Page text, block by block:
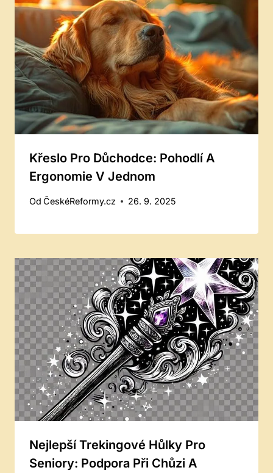
Křeslo Pro Důchodce: Pohodlí A
Ergonomie V Jednom
Od ČeskéReformy.cz 26. 9. 2025
Nejlepší Trekingové Hůlky Pro
Seniory: Podpora Při Chůzi A